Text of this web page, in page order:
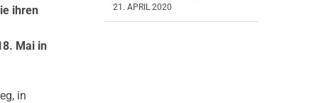
ihren
Mai in
in
21. APRIL 2020